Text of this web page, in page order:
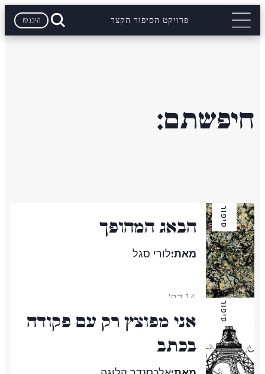
פרויקט הסיפור הקצר היכנסו
חיפשתם:
סיפור הבאג המהופך
מאת:לורי סגל
14 דק'
סיפור
אני מפוצץ רק עם פקודה
בכתב